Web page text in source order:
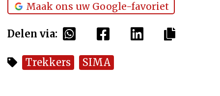
Maak ons uw Google-favoriet
Delen via:
Trekkers SIMA